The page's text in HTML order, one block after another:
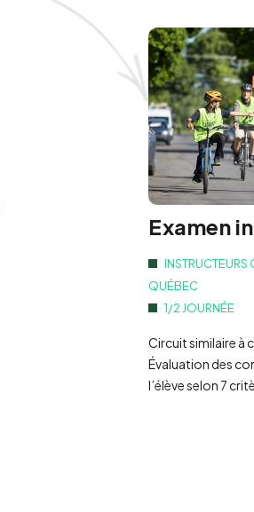
Examen
INSTRUCTEURS
QUÉBEC
1/2 JOURNÉE
Circuit similaire à
Évaluation des
l’élève selon 7